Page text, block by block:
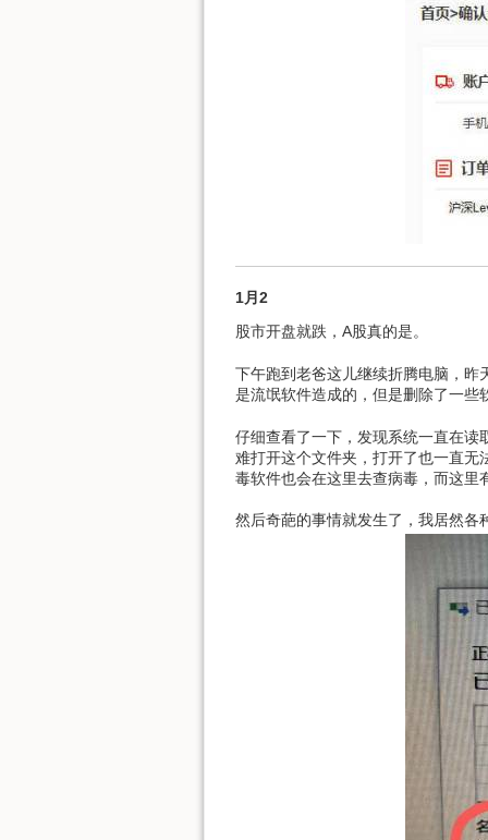
1月2
股市开盘就跌，A股真的是。
下午跑到老爸这儿继续折腾电脑，昨
是流氓软件造成的，但是删除了一些
仔细查看了一下，发现系统一直在
难打开这个文件夹，打开了也一直无
毒软件也会在这里去查病毒，而这里
然后奇葩的事情就发生了，我居然各